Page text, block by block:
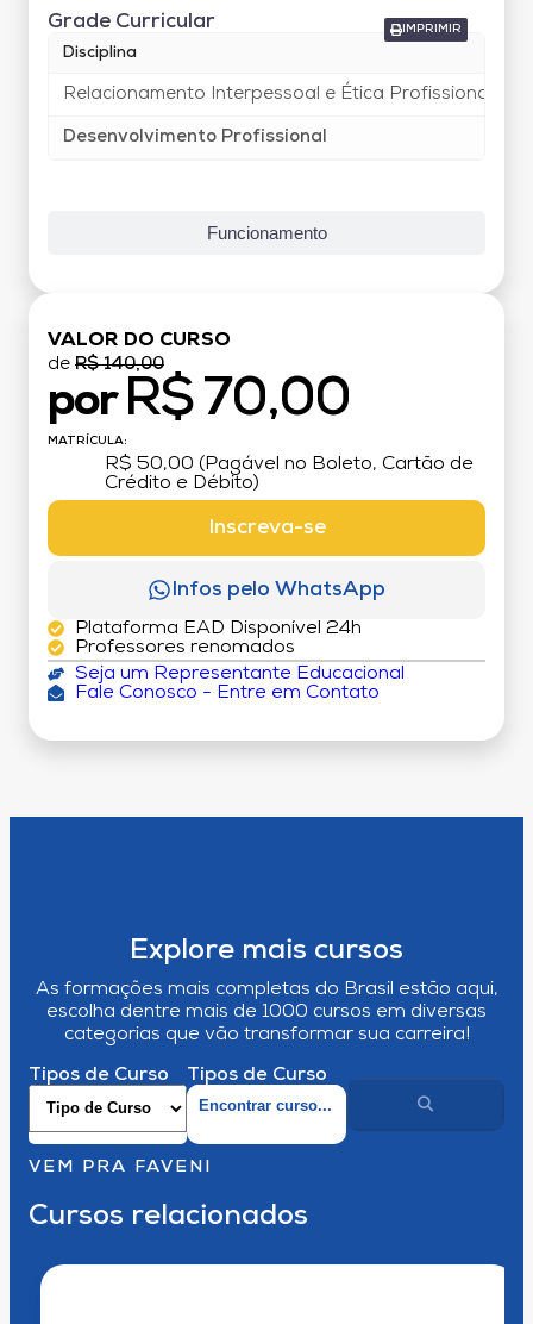
Funcionamento
IMPRIMIR
Grade Curricular
Disciplina
Relacionamento Interpessoal e Ética Profissional
Desenvolvimento Profissional
VALOR DO CURSO
de R$ 140,00
por R$ 70,00
MATRÍCULA:
R$ 50,00 (Pagável no Boleto, Cartão de
Crédito e Débito)
Inscreva-se
Infos pelo WhatsApp
Plataforma EAD Disponível 24h
Professores renomados
Seja um Representante Educacional
Fale Conosco - Entre em Contato
Explore mais cursos
As formações mais completas do Brasil estão aqui,
escolha dentre mais de 1000 cursos em diversas
categorias que vão transformar sua carreira!
Tipos de Curso Tipos de Curso
VEM PRA FAVENI
Cursos relacionados